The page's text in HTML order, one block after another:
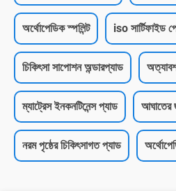
অর্থোপেডিক স্পলিন্ট iso সার্টিফাইড
চিকিৎসা সাপোশন অন্ডারপ্যাড
ম্যাট্রেস ইনকনটিনেন্স প্যাড আঘাতের
নরম পৃষ্ঠের চিকিৎসাগত প্যাড